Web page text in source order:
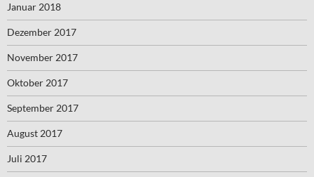
Januar 2018
Dezember 2017
November 2017
Oktober 2017
September 2017
August 2017
Juli 2017